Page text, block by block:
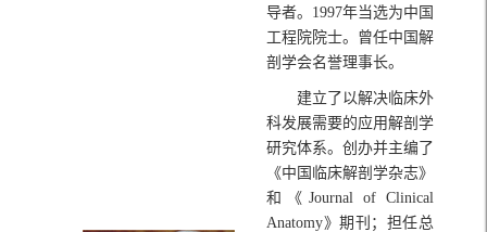
导者。1997年当选为中国
工程院院士。曾任中国解
剖学会名誉理事长。
建立了以解决临床外
科发展需要的应用解剖学
研究体系。创办并主编了
《中国临床解剖学杂志》
和《Journal of Clinical
Anatomy》期刊；担任总